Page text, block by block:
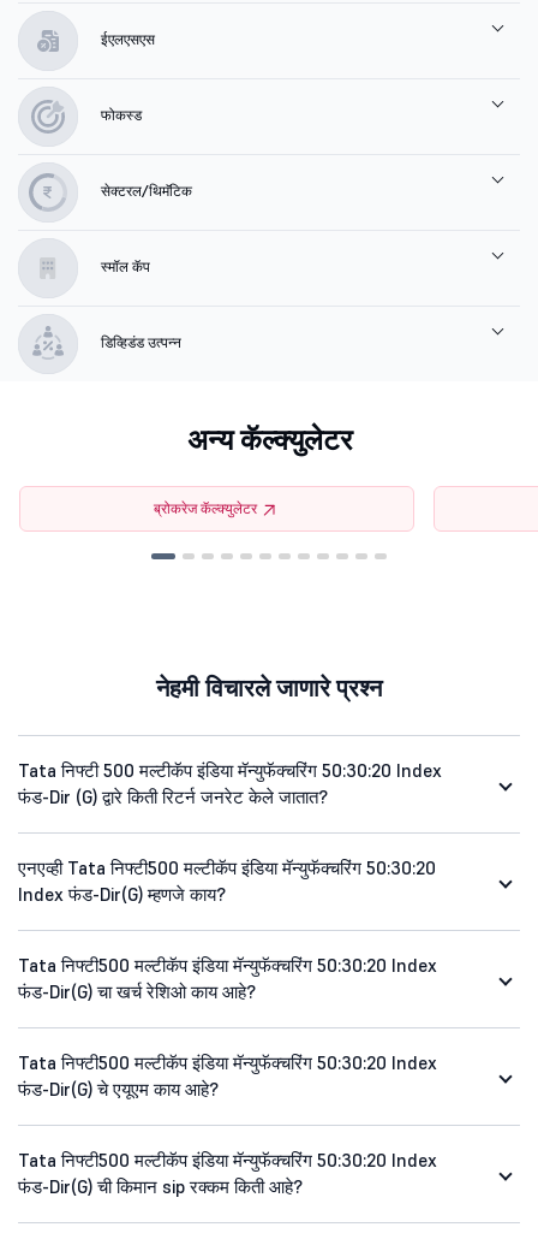
ईएलएसएस
फोकस्ड
सेक्टरल/थिमॅटिक
स्मॉल कॅप
डिव्हिडंड उत्पन्न
अन्य कॅल्क्युलेटर
ब्रोकरेज कॅल्क्युलेटर
नेहमी विचारले जाणारे प्रश्न
Tata निफ्टी 500 मल्टीकॅप इंडिया मॅन्युफॅक्चरिंग 50:30:20 Index
फंड-Dir (G) द्वारे किती रिटर्न जनरेट केले जातात?
एनएव्ही Tata निफ्टी500 मल्टीकॅप इंडिया मॅन्युफॅक्चरिंग 50:30:20
Index फंड-Dir(G) म्हणजे काय?
Tata निफ्टी500 मल्टीकॅप इंडिया मॅन्युफॅक्चरिंग 50:30:20 Index
फंड-Dir(G) चा खर्च रेशिओ काय आहे?
Tata निफ्टी500 मल्टीकॅप इंडिया मॅन्युफॅक्चरिंग 50:30:20 Index
फंड-Dir(G) चे एयूएम काय आहे?
Tata निफ्टी500 मल्टीकॅप इंडिया मॅन्युफॅक्चरिंग 50:30:20 Index
फंड-Dir(G) ची किमान sip रक्कम किती आहे?